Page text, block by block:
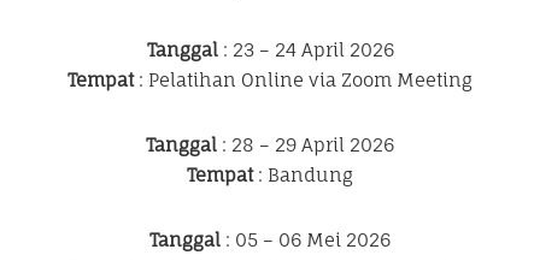
Tanggal: 23 – 24 April 2026
Tempat: Pelatihan Online via Zoom Meeting
Tanggal : 28 – 29 April 2026
Tempat: Bandung
Tanggal : 05 – 06 Mei 2026